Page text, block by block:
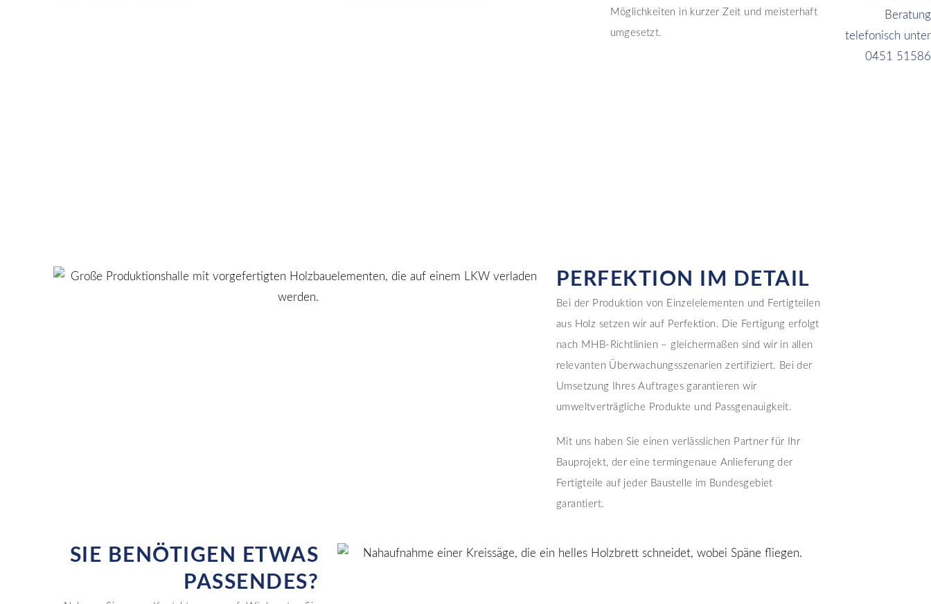
Möglichkeiten in kurzer Zeit und meisterhaft
umgesetzt.
PERFEKTION IM DETAIL
Bei der Produktion von Einzelelementen und Fertigteilen
aus Holz setzen wir auf Perfektion. Die Fertigung erfolgt
nach MHB-Richtlinien – gleichermaßen sind wir in allen
relevanten Überwachungsszenarien zertifiziert. Bei der
Umsetzung Ihres Auftrages garantieren wir
umweltverträgliche Produkte und Passgenauigkeit.
Mit uns haben Sie einen verlässlichen Partner für Ihr
Bauprojekt, der eine termingenaue Anlieferung der
Fertigteile auf jeder Baustelle im Bundesgebiet
garantiert.
SIE BENÖTIGEN ETWAS
PASSENDES?